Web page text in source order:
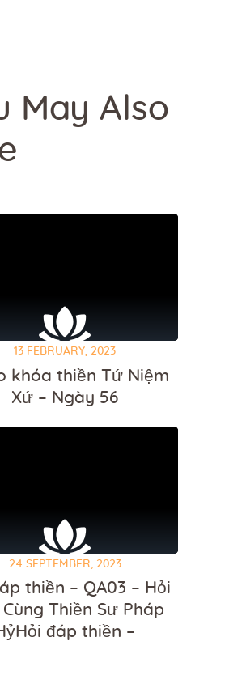
May Also
13 FEBRUARY, 2023
khóa thiền Tứ Niệm
Xứ – Ngày 56
24 SEPTEMBER, 2023
thiền – QA03 – Hỏi
Thiền Sư Pháp
đáp thiền –